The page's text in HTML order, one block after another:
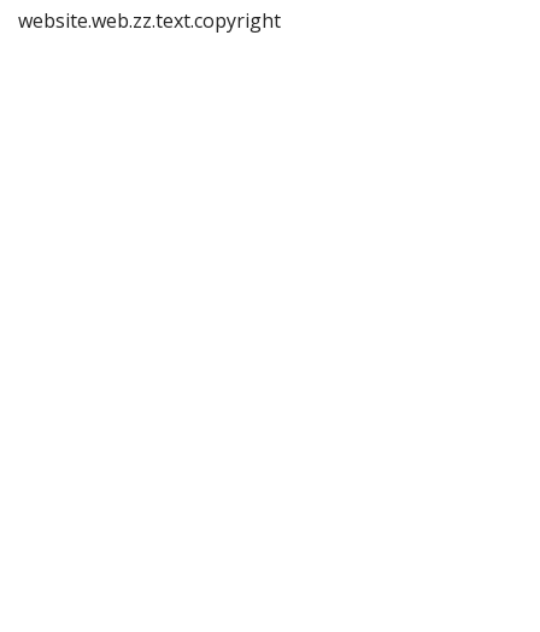
website.web.zz.text.copyright